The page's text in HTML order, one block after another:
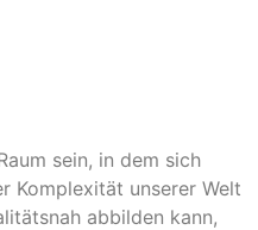
sein, in dem sich
Komplexität unserer Welt
abbilden kann,